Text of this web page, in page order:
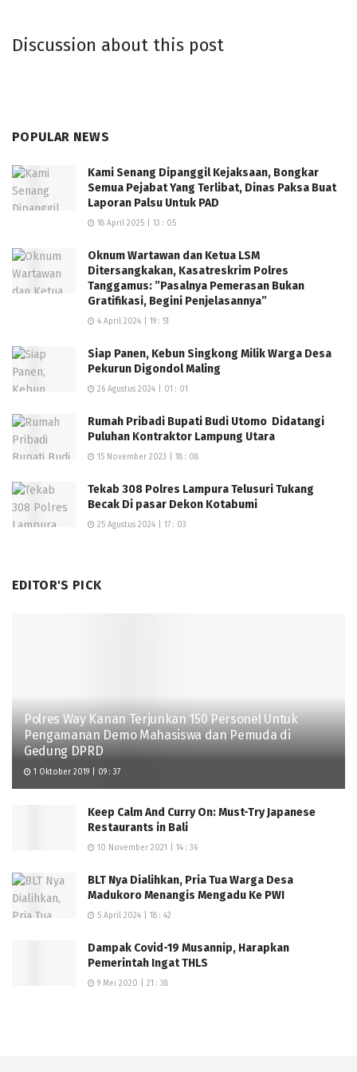
Pringsewu Kota. Mereka dijerat Pasal 36 Undang-
Discussion about this post
POPULAR NEWS
Kami Senang Dipanggil Kejaksaan, Bongkar
Semua Pejabat Yang Terlibat, Dinas Paksa Buat
Laporan Palsu Untuk PAD
18 April 2025 | 13 : 05
Oknum Wartawan dan Ketua LSM
Ditersangkakan, Kasatreskrim Polres
Tanggamus: ”Pasalnya Pemerasan Bukan
Gratifikasi, Begini Penjelasannya”
4 April 2024 | 19 : 51
Siap Panen, Kebun Singkong Milik Warga Desa
Pekurun Digondol Maling
26 Agustus 2024 | 01 : 01
Rumah Pribadi Bupati Budi Utomo Didatangi
Puluhan Kontraktor Lampung Utara
15 November 2023 | 18 : 08
Tekab 308 Polres Lampura Telusuri Tukang
Becak Di pasar Dekon Kotabumi
25 Agustus 2024 | 17 : 03
EDITOR'S PICK
Polres Way Kanan Terjunkan 150 Personel Untuk
Pengamanan Demo Mahasiswa dan Pemuda di
Gedung DPRD
1 Oktober 2019 | 09 : 37
Keep Calm And Curry On: Must-Try Japanese
Restaurants in Bali
10 November 2021 | 14 : 36
BLT Nya Dialihkan, Pria Tua Warga Desa
Madukoro Menangis Mengadu Ke PWI
5 April 2024 | 18 : 42
Dampak Covid-19 Musannip, Harapkan
Pemerintah Ingat THLS
9 Mei 2020 | 21 : 38